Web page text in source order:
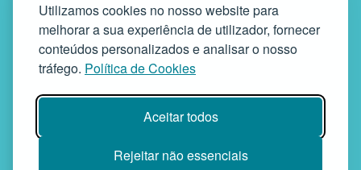
Utilizamos cookies no nosso website para
melhorar a sua experiência de utilizador, fornecer
conteúdos personalizados e analisar o nosso
tráfego. Política de Cookies
Aceitar todos
Rejeitar não essenciais
SIGA-NOS
GAF | Gabinete de Atendimento à Família
Rua da Bandeira, 342 | 4900-561 Viana do Castelo | tel +351 258
Instituição Particular de Solidariedade Social | Inscrição nº 58/96
Publicada em D.R. III 14-03-1997 | N.º Contribuinte 503748935